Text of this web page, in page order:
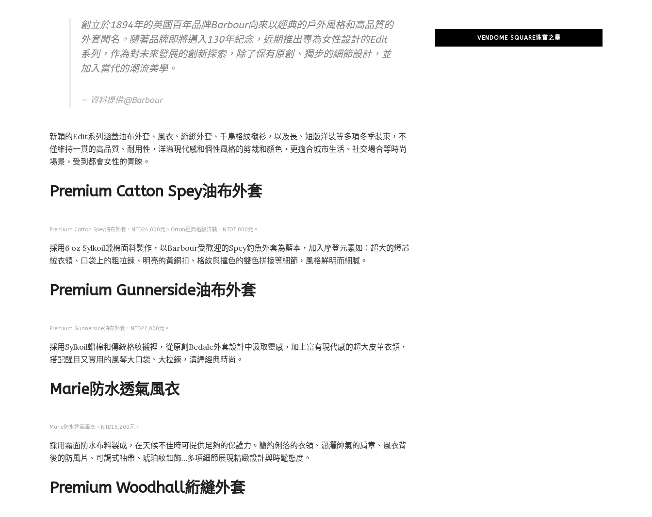
創立於1894年的英國百年品牌Barbour向來以經典的戶外風格和高品質的
外套聞名。隨著品牌即將邁入130年紀念，近期推出專為女性設計的Edit
系列，作為對未來發展的創新探索，除了保有原創、獨步的細節設計，並
加入當代的潮流美學。
資料提供@Barbour
新穎的Edit系列涵蓋油布外套、風衣、絎縫外套、千鳥格紋襯衫，以及長、短版洋裝等多項冬季裝束，不
僅維持一貫的高品質、耐用性，洋溢現代感和個性風格的剪裁和顏色，更適合城市生活、社交場合等時尚
場景，受到都會女性的青睞。
Premium Catton Spey油布外套
Premium Catton Spey油布外套，NTD24,000元、Orton經典格紋洋裝，NTD7,000元。
採用6 oz Sylkoil蠟棉面料製作，以Barbour受歡迎的Spey釣魚外套為藍本，加入摩登元素如：超大的燈芯
絨衣領、口袋上的粗拉鍊、明亮的黃銅扣、格紋與撞色的雙色拼接等細節，風格鮮明而細膩。
Premium Gunnerside油布外套
Premium Gunnerside油布外套，NTD22,000元。
採用Sylkoil蠟棉和傳統格紋襯裡，從原創Bedale外套設計中汲取靈感，加上富有現代感的超大皮革衣領，
搭配醒目又實用的風琴大口袋、大拉鍊，演繹經典時尚。
Marie防水透氣風衣
Marie防水透氣風衣，NTD15,200元。
採用霧面防水布料製成，在天候不佳時可提供足夠的保護力。簡約俐落的衣領、瀟灑帥氣的肩章、風衣背
後的防風片、可調式袖帶、琥珀紋釦飾…多項細節展現精緻設計與時髦態度。
Premium Woodhall絎縫外套
VENDOME SQUARE珠寶之星